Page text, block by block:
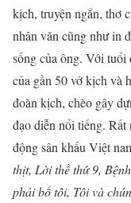
kịch, truyện ngắn, thơ
nhân văn cũng như in
sống của ông. Với tuổi
của gần 50 vở kịch và
đoàn kịch, chèo gây
đạo diễn nổi tiếng. Rất
động sân khấu Việt
thịt, Lời thề thứ 9,
phải bố tôi, Tôi và